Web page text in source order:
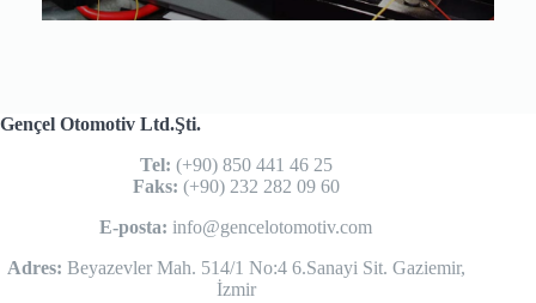
Gençel Otomotiv Ltd.Şti.
Tel: (+90) 850 441 46 25
Faks: (+90) 232 282 09 60
E-posta: info@gencelotomotiv.com
Adres: Beyazevler Mah. 514/1 No:4 6.Sanayi Sit. Gaziemir,
İzmir